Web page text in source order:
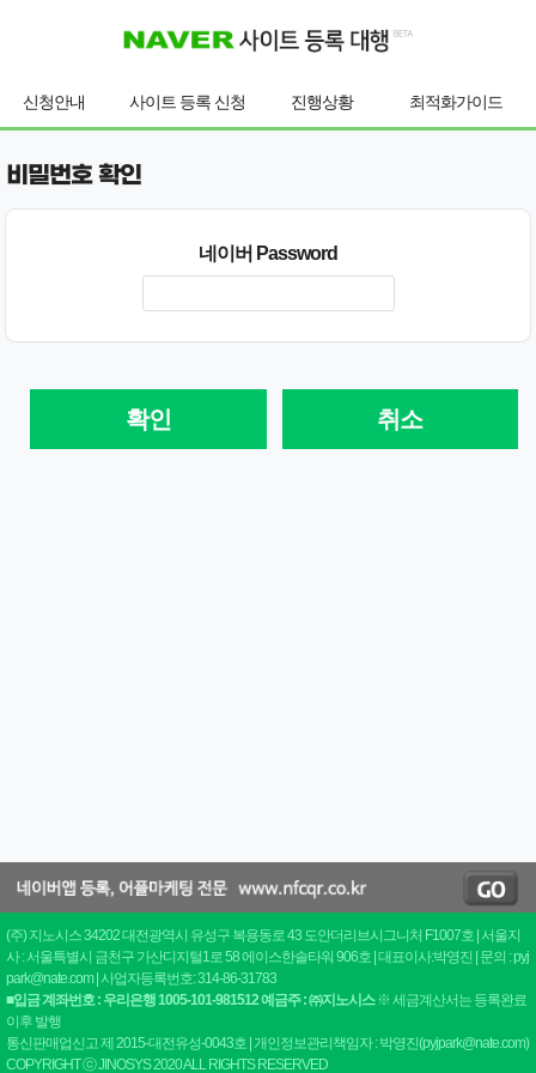
신청안내 사이트 등록 신청 진행상황 최적화가이드
비밀번호 확인
네이버 Password
확인 취소
(주) 지노시스 34202 대전광역시 유성구 복용동로 43 도안더리브시그니처 F1007호 | 서울지
사 : 서울특별시 금천구 가산디지털1로 58 에이스한솔타워 906호 | 대표이사:박영진 | 문의 : pyj
park@nate.com | 사업자등록번호: 314-86-31783
■입금 계좌번호 : 우리은행 1005-101-981512 예금주 : ㈜지노시스※ 세금계산서는 등록완료
이후 발행
통신판매업신고 제 2015-대전유성-0043호 | 개인정보관리책임자 : 박영진(pyjpark@nate.com)
COPYRIGHT ⓒ JINOSYS 2020 ALL RIGHTS RESERVED